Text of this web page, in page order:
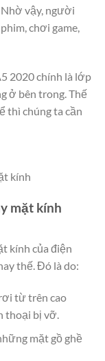
vậy, người
chơi game,
2020 chính là lớp
ở bên trong. Thế
thì chúng ta cần
kính
mặt kính
kính của điện
thế. Đó là do:
từ trên cao
thoại bị vỡ.
mặt gồ ghề